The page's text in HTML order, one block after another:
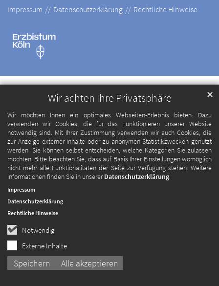
Wir achten Ihre Privatsphäre
Wir möchten Ihnen ein optimales Webseiten-Erlebnis bieten. Dazu
verwenden wir Cookies, die für das Funktionieren unserer Website
notwendig sind. Mit Ihrer Zustimmung verwenden wir auch Cookies, die
zur Anzeige externer Inhalte oder zu anonymen Statistikzwecken genutzt
werden. Sie können selbst entscheiden, welche Kategorien Sie zulassen
möchten. Bitte beachten Sie, dass auf Basis Ihrer Einstellungen womöglich
nicht mehr alle Funktionalitäten der Seite zur Verfügung stehen. Weitere
Informationen finden Sie in unsererDatenschutzerklärung.
Notwendig
Externe Inhalte
Speichern Alle akzeptieren
✕
Impressum
Datenschutzerklärung
Rechtliche Hinweise
Impressum Datenschutzerklärung Rechtliche Hinweise